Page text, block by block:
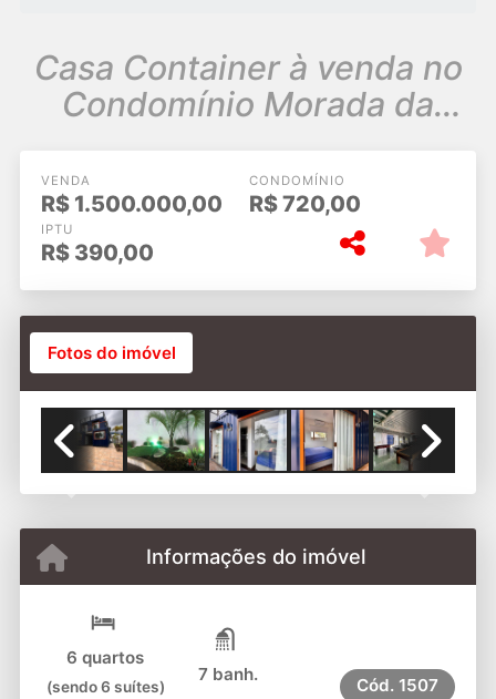
Casa Container à venda no
Condomínio Morada da
VENDA
R$1.500.000,00
CONDOMÍNIO
R$720,00
IPTU
R$390,00
Fotos do imóvel
Previous Next
Informações do imóvel
6 quartos
(sendo 6 suítes)
7 banh.
Cód. 1507